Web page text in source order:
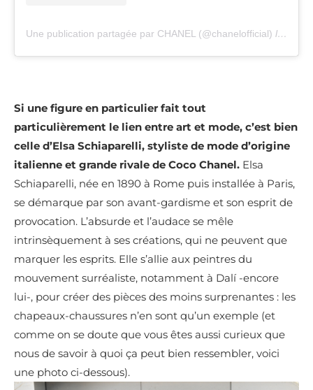
Une publication partagée par CHANEL (@chanelofficial) le
Si une figure en particulier fait tout
particulièrement le lien entre art et mode, c’est bien
celle d’Elsa Schiaparelli, styliste de mode d’origine
italienne et grande rivale de Coco Chanel. Elsa
Schiaparelli, née en 1890 à Rome puis installée à Paris,
se démarque par son avant-gardisme et son esprit de
provocation. L’absurde et l’audace se mêle
intrinsèquement à ses créations, qui ne peuvent que
marquer les esprits. Elle s’allie aux peintres du
mouvement surréaliste, notamment à Dalí -encore
lui-, pour créer des pièces des moins surprenantes : les
chapeaux-chaussures n’en sont qu’un exemple (et
comme on se doute que vous êtes aussi curieux que
nous de savoir à quoi ça peut bien ressembler, voici
une photo ci-dessous).